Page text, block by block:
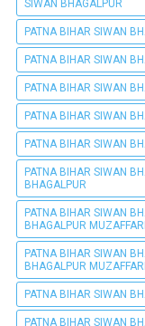
SIWAN BHAGALPUR
PATNA BIHAR SIWAN
PATNA BIHAR SIWAN
PATNA BIHAR SIWAN
PATNA BIHAR SIWAN
PATNA BIHAR SIWAN
PATNA BIHAR SIWAN
BHAGALPUR
PATNA BIHAR SIWAN
BHAGALPUR
PATNA BIHAR SIWAN
BHAGALPUR
PATNA BIHAR SIWAN
PATNA BIHAR SIWAN